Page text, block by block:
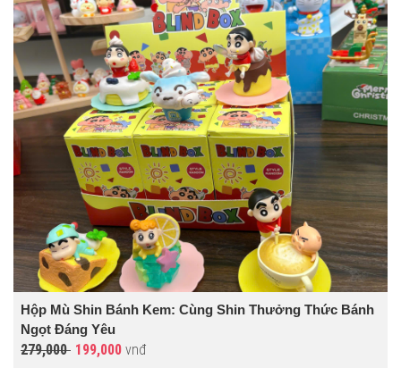
Hộp Mù Shin Bánh Kem: Cùng Shin Thưởng Thức Bánh
Ngọt Đáng Yêu
279,000 199,000 vnđ